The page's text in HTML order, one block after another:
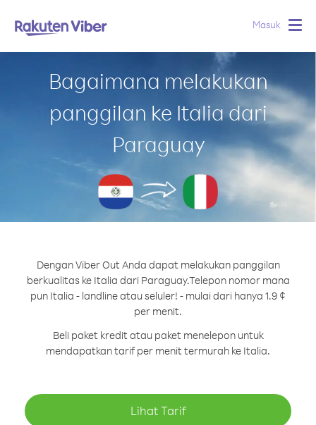
Masuk
Bagaimana melakukan
panggilan ke Italia dari
Paraguay
Dengan Viber Out Anda dapat melakukan panggilan
berkualitas ke Italia dari Paraguay.Telepon nomor mana
pun Italia - landline atau seluler! - mulai dari hanya 1.9 ¢
per menit.
Beli paket kredit atau paket menelepon untuk
mendapatkan tarif per menit termurah ke Italia.
Lihat Tarif